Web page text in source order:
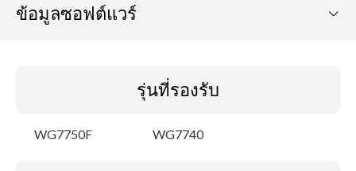
ข้อมูลซอฟต์แวร์
ภาษา
รุ่นที่รองรับ
WG7750F WG7740